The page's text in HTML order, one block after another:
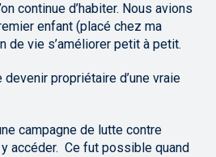
continue d’habiter. Nous avions
enfant (placé chez ma
de vie s’améliorer petit à petit.
propriétaire d’une vraie
campagne de lutte contre
y accéder. Ce fut possible quand